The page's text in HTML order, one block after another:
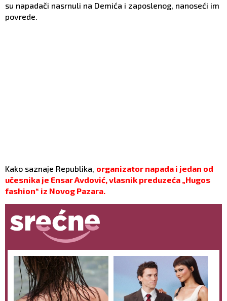
su napadači nasrnuli na Demića i zaposlenog, nanoseći im
povrede.
Kako saznaje Republika, organizator napada i jedan od
učesnika je Ensar Avdović, vlasnik preduzeća „Hugos
fashion“ iz Novog Pazara.